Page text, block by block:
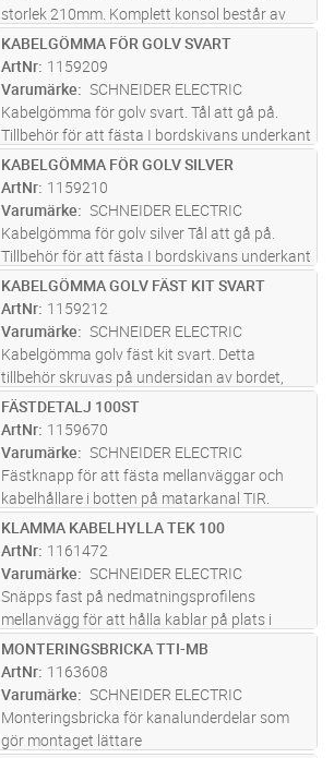
storlek 210mm. Komplett konsol består av
adapterplatta och konsolarm. Konsolarmen
väljs efter önskat avstånd mellan vägg och
kanal. Måttangivelse finns på k...läs mer
ST Lägg i kundvagn
KABELGÖMMA FÖR GOLV SVART
ArtNr 1159209
Varumärke
SCHNEIDER ELECTRIC
Kabelgömma för golv svart. Tål att gå på.
Tillbehör för att fästa I bordskivans underkant
finns.Kabeln läggs enkelt in från sidan. Går att
dra Isär, men även att skarva. Perfekt då man
vill ta kablar ...läs mer
ST Lägg i kundvagn
KABELGÖMMA FÖR GOLV SILVER
ArtNr 1159210
Varumärke
SCHNEIDER ELECTRIC
Kabelgömma för golv silver Tål att gå på.
Tillbehör för att fästa I bordskivans underkant
finns.Kabeln läggs enkelt in från sidan. Går att
dra Isär, men även att skarva. Perfekt då man
vill ta kablar ...läs mer
ST Lägg i kundvagn
KABELGÖMMA GOLV FÄST KIT SVART
ArtNr 1159212
Varumärke
SCHNEIDER ELECTRIC
Kabelgömma golv fäst kit svart. Detta
tillbehör skruvas på undersidan av bordet,
och gör så att man kan snäppa fast
kabelgömma för golv. Perfekt då man vill ta
kablarna från golvboxen till bordet
FP Lägg i kundvagn
FÄSTDETALJ 100ST
ArtNr 1159670
Varumärke
SCHNEIDER ELECTRIC
Fästknapp för att fästa mellanväggar och
kabelhållare i botten på matarkanal TIR.
ST Lägg i kundvagn
KLAMMA KABELHYLLA TEK 100
ArtNr 1161472
Varumärke
SCHNEIDER ELECTRIC
Snäpps fast på nedmatningsprofilens
mellanvägg för att hålla kablar på plats i
stark- resp svagströmsutrymme. Passar till
FCD-NP.
ST Lägg i kundvagn
MONTERINGSBRICKA TTI-MB
ArtNr 1163608
Varumärke
SCHNEIDER ELECTRIC
Monteringsbricka för kanalunderdelar som
gör montaget lättare